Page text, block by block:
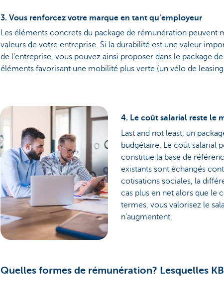
3. Vous renforcez votre marque en tant qu’employeur
Les éléments concrets du package de rémunération peuvent
valeurs de votre entreprise. Si la durabilité est une valeur
de l’entreprise, vous pouvez ainsi proposer dans le package
éléments favorisant une mobilité plus verte (un vélo de
4. Le coût salarial reste le
Last and not least, un
budgétaire. Le coût salarial
constitue la base de
existants sont échangés
cotisations sociales, la
cas plus en net alors que le
termes, vous valorisez le
n'augmentent.
Quelles formes de rémunération? Lesquelles